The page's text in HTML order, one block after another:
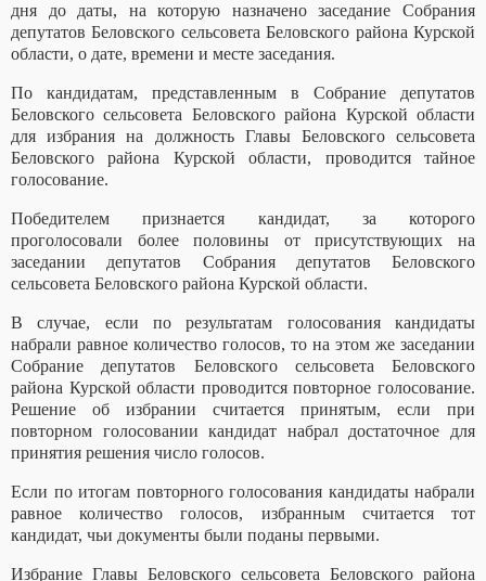
дня до даты, на которую назначено заседание Собрания
депутатов Беловского сельсовета Беловского района Курской
области, о дате, времени и месте заседания.
По кандидатам, представленным в Собрание депутатов
Беловского сельсовета Беловского района Курской области
для избрания на должность Главы Беловского сельсовета
Беловского района Курской области, проводится тайное
голосование.
Победителем признается кандидат, за которого
проголосовали более половины от присутствующих на
заседании депутатов Собрания депутатов Беловского
сельсовета Беловского района Курской области.
В случае, если по результатам голосования кандидаты
набрали равное количество голосов, то на этом же заседании
Собрание депутатов Беловского сельсовета Беловского
района Курской области проводится повторное голосование.
Решение об избрании считается принятым, если при
повторном голосовании кандидат набрал достаточное для
принятия решения число голосов.
Если по итогам повторного голосования кандидаты набрали
равное количество голосов, избранным считается тот
кандидат, чьи документы были поданы первыми.
Избрание Главы Беловского сельсовета Беловского района